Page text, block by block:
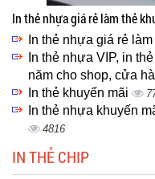
In thẻ nhựa giá rẻ làm thẻ
In thẻ nhựa giá rẻ
In thẻ nhựa VIP, in
năm cho shop, cửa
In thẻ khuyến mãi
In thẻ nhựa khuyến
4816
IN THẺ CHIP